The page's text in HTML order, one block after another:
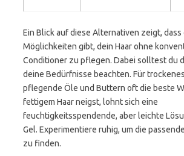
Ein Blick auf diese Alternativen zeigt, dass
Möglichkeiten gibt, dein Haar ohne
Conditioner zu pflegen. Dabei solltest du
deine Bedürfnisse beachten. Für
pflegende Öle und Buttern oft die beste
fettigem Haar neigst, lohnt sich eine
feuchtigkeitsspendende, aber leichte
Gel. Experimentiere ruhig, um die
zu finden.